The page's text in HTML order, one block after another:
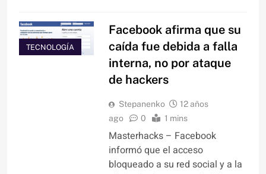
TECNOLOGÍA
Facebook afirma que su
caída fue debida a falla
interna, no por ataque
de hackers
Stepanenko
12 años
ago
0 1 mins
Masterhacks – Facebook
informó que el acceso
bloqueado a su red social y a la